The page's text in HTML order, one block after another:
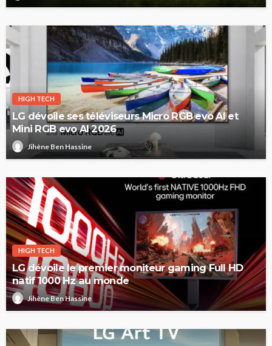
HIGH TECH
LG dévoile ses téléviseurs Micro RGB evo AI et
Mini RGB evo AI 2026
Jihène Ben Hassine
HIGH TECH
LG dévoile le premier moniteur gaming Full HD
natif 1000 Hz au monde
Jihène Ben Hassine